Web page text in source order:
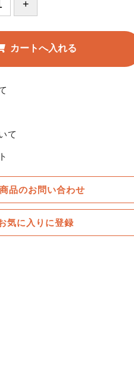
て
商品のお問い合わせ
気に入りに登録